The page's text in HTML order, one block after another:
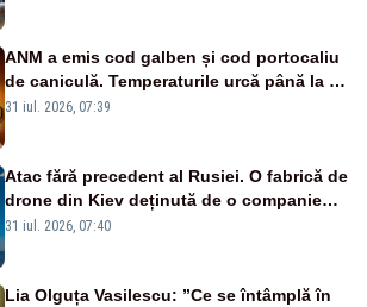
ANM a emis cod galben și cod portocaliu
de caniculă. Temperaturile urcă până la 38
de grade, iar nopțile devin tropicale
31 iul. 2026, 07:39
Atac fără precedent al Rusiei. O fabrică de
drone din Kiev deținută de o companie
americană, distrusă de o rachetă
31 iul. 2026, 07:40
Lia Olguța Vasilescu: ”Ce se întâmplă în